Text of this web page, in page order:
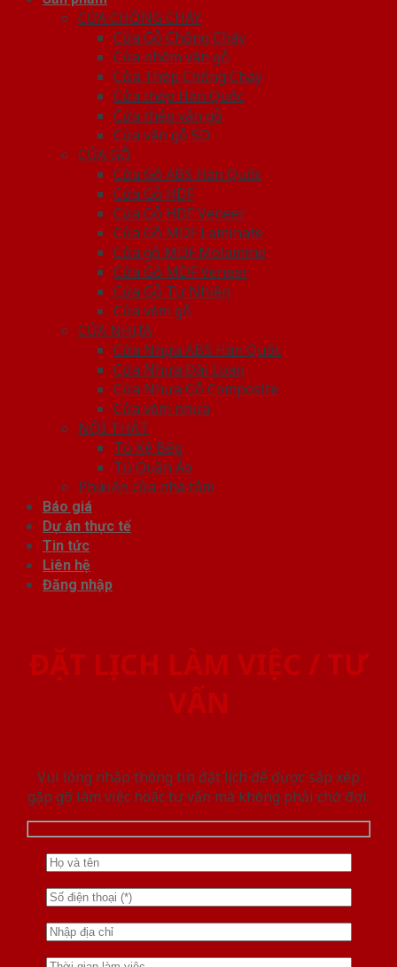
CỬA CHỐNG CHÁY
Cửa Gỗ Chống Cháy
Cửa nhôm vân gỗ
Cửa Thép Chống Cháy
Cửa thép Hàn Quốc
Cửa thép vân gỗ
Cửa vân gỗ 5D
CỬA GỖ
Cửa Gỗ ABS Hàn Quốc
Cửa Gỗ HDF
Cửa Gỗ HDF Veneer
Cửa Gỗ MDF Laminate
Cửa gỗ MDF Melamine
Cửa Gỗ MDF Veneer
Cửa Gỗ Tự Nhiên
Cửa vòm gỗ
CỬA NHỰA
Cửa Nhựa ABS Hàn Quốc
Cửa Nhựa Đài Loan
Cửa Nhựa Gỗ Composite
Cửa vòm nhựa
NỘI THẤT
Tủ Kệ Bếp
Tủ Quần Áo
Phụ kiện cửa nhà tắm
Báo giá
Dự án thực tế
Tin tức
Liên hệ
Đăng nhập
ĐẶT LỊCH LÀM VIỆC / TƯ
VẤN
Vui lòng nhập thông tin đặt lịch để được sắp xếp
gặp gỡ làm việc hoăc tư vấn mà không phải chờ đợi.